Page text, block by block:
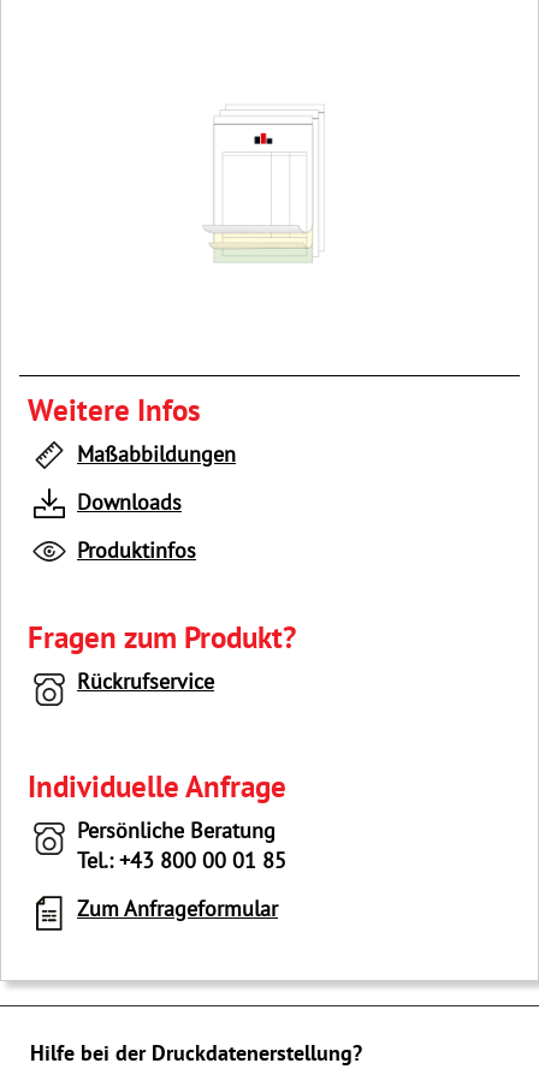
Weitere Infos
Maßabbildungen
Downloads
Produktinfos
Fragen zum Produkt?
Rückrufservice
Individuelle Anfrage
Persönliche Beratung
Tel.: +43 800 00 01 85
Zum Anfrageformular
Hilfe bei der Druckdatenerstellung?